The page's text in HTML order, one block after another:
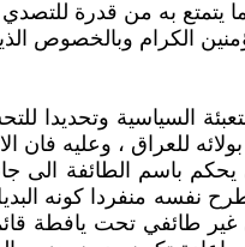
السياسية وتحديدا
للعراق ، وعليه
باسم الطائفة الى
نفسه منفردا كونه
غير طائفي تحت يافطة